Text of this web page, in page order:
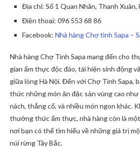
Địa chỉ: Số 1 Quan Nhân, Thanh Xuân,
Điện thoại: 096 553 68 86
Facebook: Nhà hàng Chợ tình Sapa –
Nhà hàng Chợ Tình Sapa mang đến cho
gian ẩm thực độc đáo, tái hiện sinh động
giữa lòng Hà Nội. Đến với Chợ Tình Sapa,
thức những món ăn đặc sản vùng cao như
nách, thắng cố, và nhiều món ngon khác.
thưởng thức ẩm thực, nhà hàng còn là
nơi bạn có thể tìm hiểu về những giá trị
núi rừng Tây Bắc.